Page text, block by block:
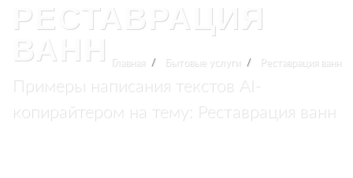
РЕСТАВРАЦИЯ
ВАНН
Примеры написания текстов AI-
копирайтером на тему: Реставрация ванн
Главная Бытовые услуги Реставрация ванн